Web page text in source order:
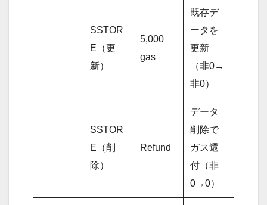
SSTOR
E（更
新）
5,000
gas
既存デ
ータを
更新
（非0→
非0）
SSTOR
E（削
除）
Refund
データ
削除で
ガス還
付（非
0→0）